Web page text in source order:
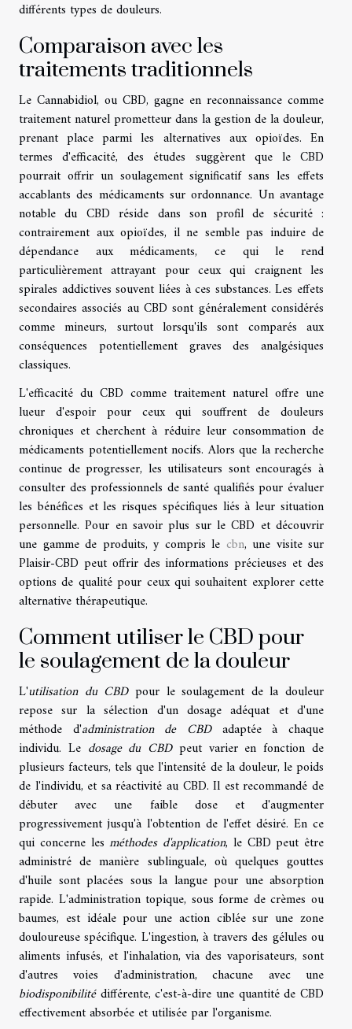
différents types de douleurs.
Comparaison avec les
traitements traditionnels
Le Cannabidiol, ou CBD, gagne en reconnaissance comme
traitement naturel prometteur dans la gestion de la douleur,
prenant place parmi les alternatives aux opioïdes. En
termes d'efficacité, des études suggèrent que le CBD
pourrait offrir un soulagement significatif sans les effets
accablants des médicaments sur ordonnance. Un avantage
notable du CBD réside dans son profil de sécurité :
contrairement aux opioïdes, il ne semble pas induire de
dépendance aux médicaments, ce qui le rend
particulièrement attrayant pour ceux qui craignent les
spirales addictives souvent liées à ces substances. Les effets
secondaires associés au CBD sont généralement considérés
comme mineurs, surtout lorsqu'ils sont comparés aux
conséquences potentiellement graves des analgésiques
classiques.
L'efficacité du CBD comme traitement naturel offre une
lueur d'espoir pour ceux qui souffrent de douleurs
chroniques et cherchent à réduire leur consommation de
médicaments potentiellement nocifs. Alors que la recherche
continue de progresser, les utilisateurs sont encouragés à
consulter des professionnels de santé qualifiés pour évaluer
les bénéfices et les risques spécifiques liés à leur situation
personnelle. Pour en savoir plus sur le CBD et découvrir
une gamme de produits, y compris le cbn, une visite sur
Plaisir-CBD peut offrir des informations précieuses et des
options de qualité pour ceux qui souhaitent explorer cette
alternative thérapeutique.
Comment utiliser le CBD pour
le soulagement de la douleur
L'utilisation du CBDpour le soulagement de la douleur
repose sur la sélection d'un dosage adéquat et d'une
méthode d'administration de CBDadaptée à chaque
individu. Le dosage du CBDpeut varier en fonction de
plusieurs facteurs, tels que l'intensité de la douleur, le poids
de l'individu, et sa réactivité au CBD. Il est recommandé de
débuter avec une faible dose et d'augmenter
progressivement jusqu'à l'obtention de l'effet désiré. En ce
qui concerne lesméthodes d'application, le CBD peut être
administré de manière sublinguale, où quelques gouttes
d'huile sont placées sous la langue pour une absorption
rapide. L'administration topique, sous forme de crèmes ou
baumes, est idéale pour une action ciblée sur une zone
douloureuse spécifique. L'ingestion, à travers des gélules ou
aliments infusés, et l'inhalation, via des vaporisateurs, sont
d'autres voies d'administration, chacune avec une
biodisponibilitédifférente, c'est-à-dire une quantité de CBD
effectivement absorbée et utilisée par l'organisme.